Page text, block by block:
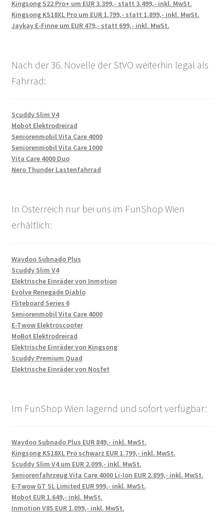
Kingsong S22 Pro+ um EUR 3.399,- statt 3.499,- inkl. MwSt.
Kingsong KS18XL Pro um EUR 1.799,- statt 1.899,- inkl. MwSt.
Jaykay E-Finne um EUR 479,- statt 699,- inkl. MwSt.
Nach der 36. Novelle der StVO weiterhin legal als
Fahrrad:
Scuddy Slim V4
Mobot Elektrodreirad
Seniorenmobil Vita Care 4000
Seniorenmobil Vita Care 1000
Vita Care 4000 Duo
Nero Thunder Lastenfahrrad
In Österreich nur bei uns im FunShop Wien
erhältlich:
Waydoo Subnado Plus
Scuddy Slim V4
Elektrische Einräder von Inmotion
Evolve Renegade Diablo
Fliteboard Series 6
Seniorenmobil Vita Care 4000
E-Twow Elektroscooter
MoBot Elektrodreirad
Elektrische Einräder von Kingsong
Scuddy Premium Quad
Elektrische Einräder von Nosfet
Im FunShop Wien lagernd und sofort verfügbar:
Waydoo Subnado Plus EUR 849,- inkl. MwSt.
Kingsong KS18XL Pro schwarz EUR 1.799,- inkl. MwSt.
Scuddy Slim V4 um EUR 2.099,- inkl. MwSt.
Seniorenfahrzeug Vita Care 4000 Li-Ion EUR 2.899,- inkl. MwSt.
E-Twow GT SL Limited EUR 999,- inkl. MwSt.
Mobot EUR 1.649,- inkl. MwSt.
Inmotion V8S EUR 1.099,- inkl. MwSt.